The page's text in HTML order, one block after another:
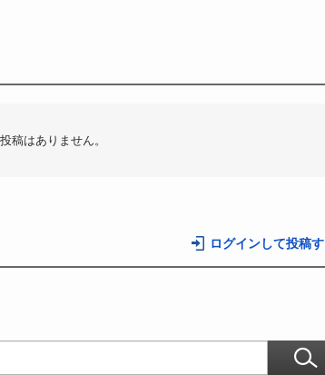
稿はありません。
ログインして投稿